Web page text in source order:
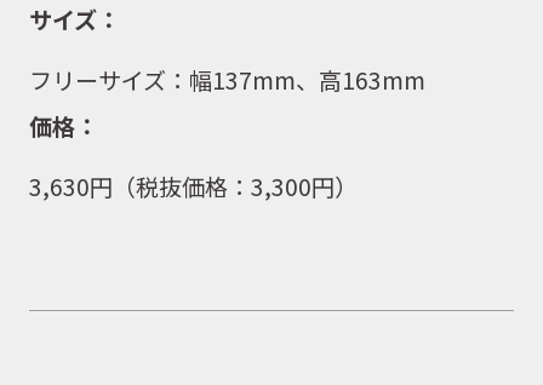
サイズ：
フリーサイズ：幅137mm、高163mm
価格：
3,630円（税抜価格： 3,300円）